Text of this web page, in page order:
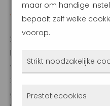
2 augustus 2024
De hypotheekmarkt trekt
verder door. In de
zo’n 45.000
geregistreerd. Dat is een
maar om handige
bepaalt zelf welke
voorop.
Strikt noodzakelijke
Prestatiecookies